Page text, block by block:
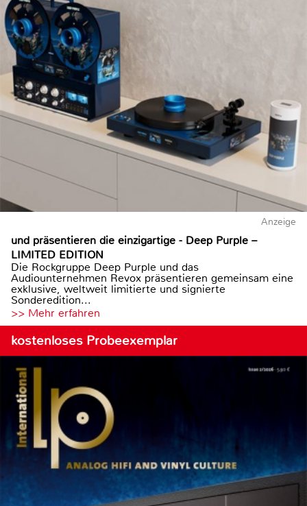
Anzeige
und präsentieren die einzigartige - Deep Purple –
LIMITED EDITION
Die Rockgruppe Deep Purple und das
Audiounternehmen Revox präsentieren gemeinsam eine
exklusive, weltweit limitierte und signierte
Sonderedition...
>> Mehr erfahren
kostenloses Probeexemplar